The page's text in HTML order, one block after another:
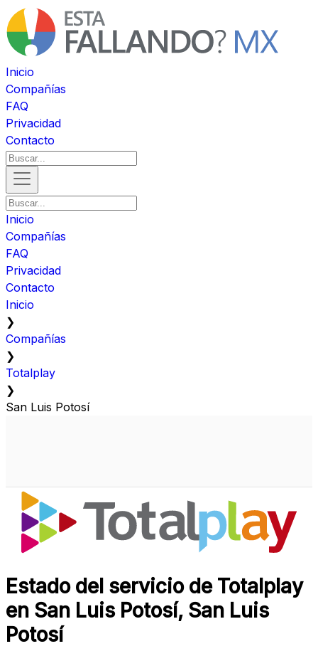
Inicio
Compañías
FAQ
Privacidad
Contacto
Inicio
Compañías
FAQ
Privacidad
Contacto
Inicio
❯
Compañías
❯
Totalplay
❯
San Luis Potosí
Estado del servicio de Totalplay
en San Luis Potosí, San Luis
Potosí